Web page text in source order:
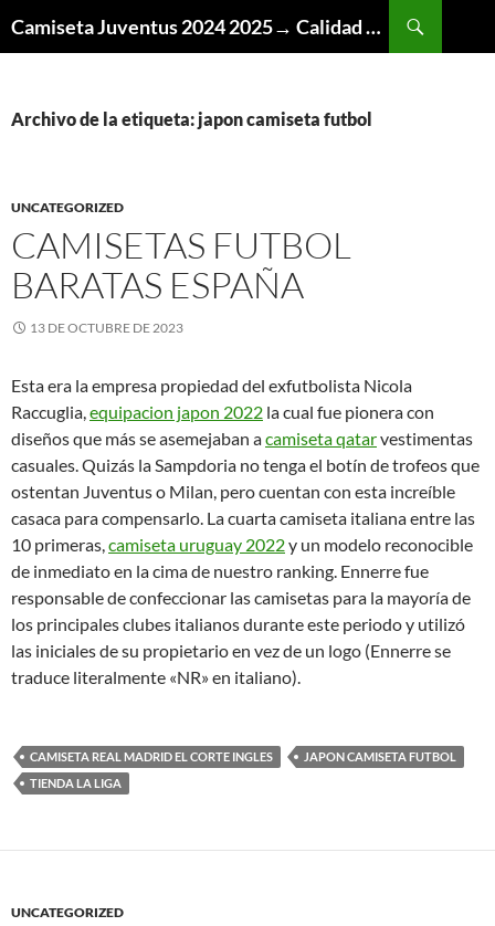
Camiseta Juventus 2024 2025→ Calidad Thai AAA
Archivo de la etiqueta: japon camiseta futbol
UNCATEGORIZED
CAMISETAS FUTBOL
BARATAS ESPAÑA
13 DE OCTUBRE DE 2023
Esta era la empresa propiedad del exfutbolista Nicola
Raccuglia,equipacion japon 2022 la cual fue pionera con
diseños que más se asemejaban acamiseta qatarvestimentas
casuales. Quizás la Sampdoria no tenga el botín de trofeos que
ostentan Juventus o Milan, pero cuentan con esta increíble
casaca para compensarlo. La cuarta camiseta italiana entre las
10 primeras,camiseta uruguay 2022y un modelo reconocible
de inmediato en la cima de nuestro ranking. Ennerre fue
responsable de confeccionar las camisetas para la mayoría de
los principales clubes italianos durante este periodo y utilizó
las iniciales de su propietario en vez de un logo (Ennerre se
traduce literalmente «NR» en italiano).
CAMISETA REAL MADRID EL CORTE INGLES
JAPON CAMISETA FUTBOL
TIENDA LA LIGA
UNCATEGORIZED